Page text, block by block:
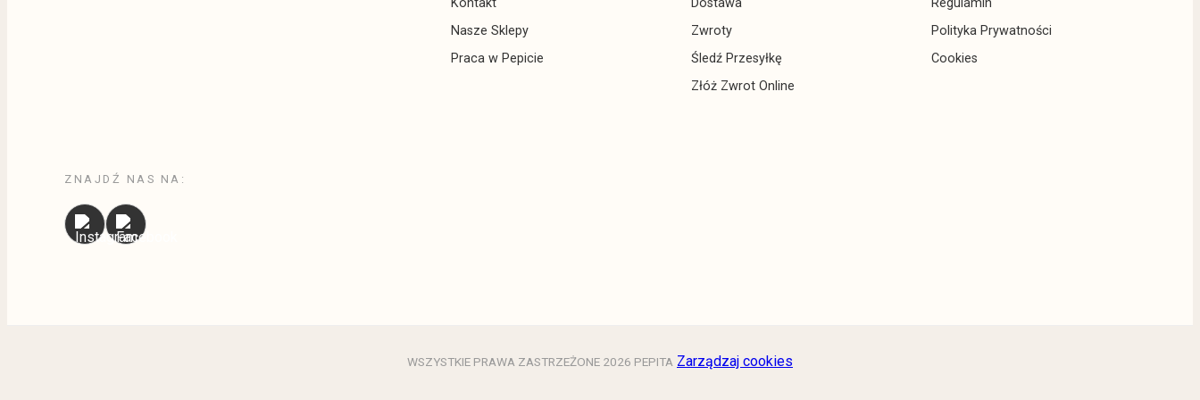
ZNAJDŹ NAS NA:
Nasze Sklepy
Praca w Pepicie
Zwroty
Śledź Przesyłkę
Złóż Zwrot Online
Polityka Prywatności
Cookies
WSZYSTKIE PRAWA ZASTRZEŻONE 2026 PEPITA Zarządzaj cookies